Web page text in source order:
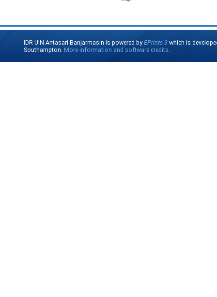
IDR UIN Antasari Banjarmasin is powered byEPrints 3 which is
Southampton. More information and software credits.